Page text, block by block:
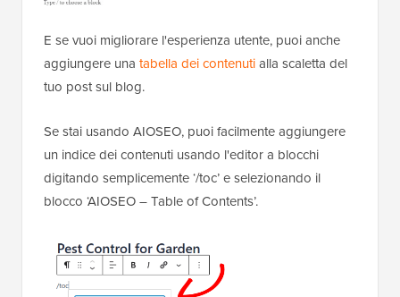
E se vuoi migliorare l'esperienza utente, puoi anche
aggiungere una tabella dei contenutialla scaletta del
tuo post sul blog.
Se stai usando AIOSEO, puoi facilmente aggiungere
un indice dei contenuti usando l'editor a blocchi
digitando semplicemente ‘/toc’ e selezionando il
blocco ‘AIOSEO – Table of Contents’.